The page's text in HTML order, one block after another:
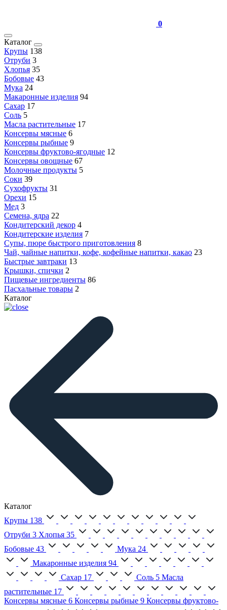
0
Каталог
Крупы 138
Отруби 3
Хлопья 35
Бобовые 43
Мука 24
Макаронные изделия 94
Сахар 17
Соль 5
Масла растительные 17
Консервы мясные 6
Консервы рыбные 9
Консервы фруктово-ягодные 12
Консервы овощные 67
Молочные продукты 5
Соки 39
Сухофрукты 31
Орехи 15
Мед 3
Семена, ядра 22
Кондитерский декор 4
Кондитерские изделия 7
Супы, пюре быстрого приготовления 8
Чай, чайные напитки, кофе, кофейные напитки, какао 23
Быстрые завтраки 13
Крышки, спички 2
Пищевые ингредиенты 86
Пасхальные товары 2
Каталог
Каталог
Крупы 138
Отруби 3 Хлопья 35
Бобовые 43 Мука 24
Макаронные изделия 94
Сахар 17 Соль 5 Масла
растительные 17
Консервы мясные 6 Консервы рыбные 9 Консервы фруктово-